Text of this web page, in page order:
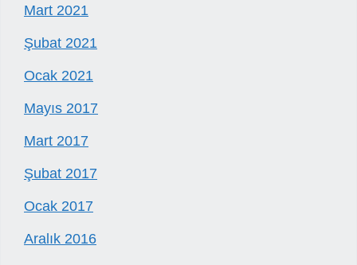
Mart 2021
Şubat 2021
Ocak 2021
Mayıs 2017
Mart 2017
Şubat 2017
Ocak 2017
Aralık 2016